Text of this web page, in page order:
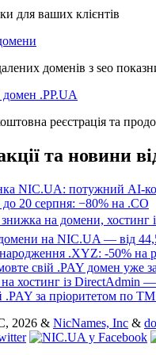
для ваших клієнтів
доменів з seo
.PP.UA
реєстрація та
та новини
NIC.UA: потужний AI-
20 серпня: −80% на .CO
на домени, хостинг
на NIC.UA — від
.XYZ: -50% на
свій .PAY домен уже
на хостинг із DirectAdmin
за пріоритетом по ТМ
2026 & NicNames, Inc &